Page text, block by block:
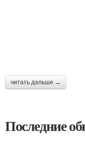
читать дальше →
Последние